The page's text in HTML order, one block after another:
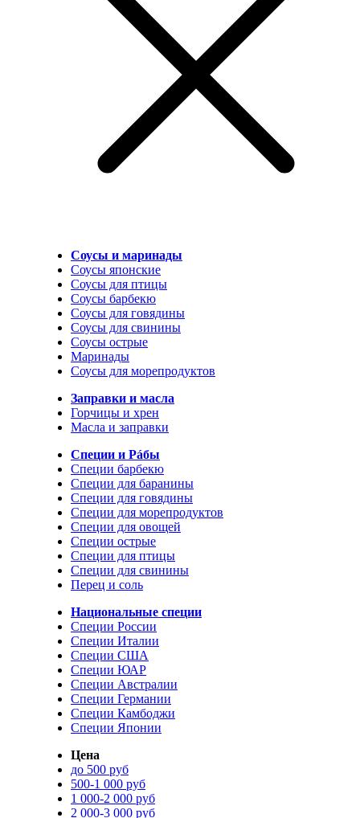
Соусы и маринады
Соусы японские
Соусы для птицы
Соусы барбекю
Соусы для говядины
Соусы для свинины
Соусы острые
Маринады
Соусы для морепродуктов
Заправки и масла
Горчицы и хрен
Масла и заправки
Специи и Рáбы
Специи барбекю
Специи для баранины
Специи для говядины
Специи для морепродуктов
Специи для овощей
Специи острые
Специи для птицы
Специи для свинины
Перец и соль
Национальные специи
Специи России
Специи Италии
Специи США
Специи ЮАР
Специи Австралии
Специи Германии
Специи Камбоджи
Специи Японии
Цена
до 500 руб
500-1 000 руб
1 000-2 000 руб
2 000-3 000 руб